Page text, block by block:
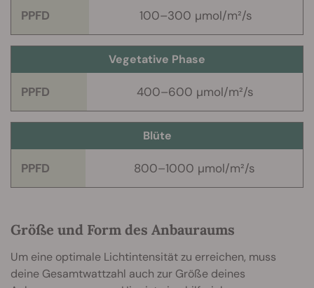
PPFD 100–300 µmol/m²/s
Vegetative Phase
PPFD 400–600 µmol/m²/s
Blüte
PPFD 800–1000 µmol/m²/s
Größe und Form des Anbauraums
Um eine optimale Lichtintensität zu erreichen, muss
deine Gesamtwattzahl auch zur Größe deines